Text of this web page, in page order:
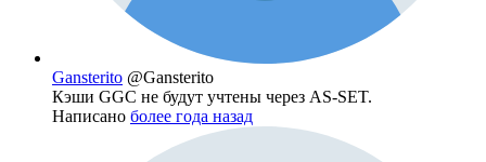
Gansterito @Gansterito
Кэши GGC не будут учтены через AS-SET.
Написано более года назад